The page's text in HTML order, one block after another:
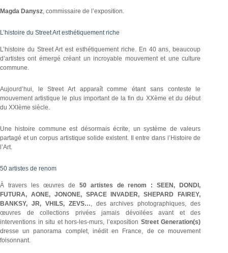
Magda Danysz, commissaire de l’exposition.
L’histoire du Street Art esthétiquement riche
L’histoire du Street Art est esthétiquement riche. En 40 ans, beaucoup
d’artistes ont émergé créant un incroyable mouvement et une culture
commune.
Aujourd’hui, le Street Art apparaît comme étant sans conteste le
mouvement artistique le plus important de la fin du XXème et du début
du XXIème siècle.
Une histoire commune est désormais écrite, un système de valeurs
partagé et un corpus artistique solide existent. Il entre dans l’Histoire de
l’Art.
50 artistes de renom
À travers les œuvres de 50 artistes de renom : SEEN, DONDI,
FUTURA, AONE, JONONE, SPACE INVADER, SHEPARD FAIREY,
BANKSY, JR, VHILS, ZEVS… , des archives photographiques, des
œuvres de collections privées jamais dévoilées avant et des
interventions in situ et hors-les-murs, l’exposition Street Generation(s)
dresse un panorama complet, inédit en France, de ce mouvement
foisonnant.